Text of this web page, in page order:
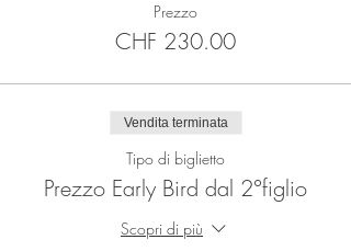
Prezzo
CHF 230.00
Vendita terminata
Tipo di biglietto
Prezzo Early Bird dal 2°figlio
Scopri di più